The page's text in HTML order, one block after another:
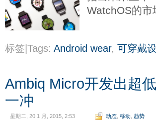
WatchOS的市
标签|Tags: Android wear, 可穿戴
Ambiq Micro开发出超
一冲
星期二, 20 1 月, 2015, 2:53 动态 移动 趋势